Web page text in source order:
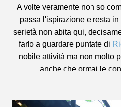
A volte veramente non so
passa l'ispirazione e resta
serietà non abita qui,
farlo a guardare puntate di
nobile attività ma non molto
anche che ormai le